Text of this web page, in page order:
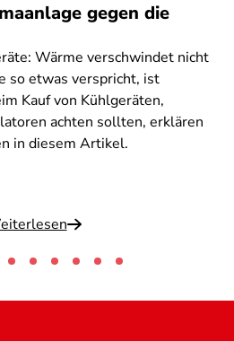
gegen die
Wärme verschwindet nicht
so etwas verspricht, ist
Kauf von Kühlgeräten,
achten sollten, erklären
in diesem Artikel.